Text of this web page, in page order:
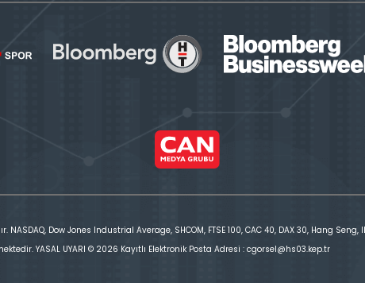
Dow Jones Industrial Average, SHCOM, FTSE 100, CAC 40, DAX 30, Hang Seng,
YASAL UYARI © 2026 Kayıtlı Elektronik Posta Adresi : cgorsel@hs03.kep.tr